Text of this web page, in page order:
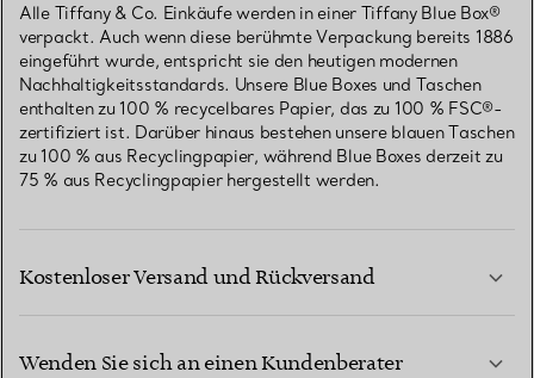
Alle Tiffany & Co. Einkäufe werden in einer Tiffany Blue Box®
verpackt. Auch wenn diese berühmte Verpackung bereits 1886
eingeführt wurde, entspricht sie den heutigen modernen
Nachhaltigkeitsstandards. Unsere Blue Boxes und Taschen
enthalten zu 100 % recycelbares Papier, das zu 100 % FSC®-
zertifiziert ist. Darüber hinaus bestehen unsere blauen Taschen
zu 100 % aus Recyclingpapier, während Blue Boxes derzeit zu
75 % aus Recyclingpapier hergestellt werden.
Kostenloser Versand und Rückversand
Wenden Sie sich an einen Kundenberater